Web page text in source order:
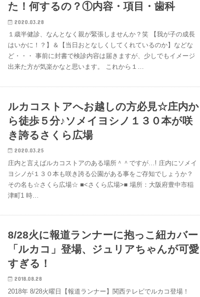
た！何するの？①内容・項目・歯科
2020.03.28
１歳半健診、なんとなく親が緊張しませんか？笑 【我が子の成長
はいかに！？】＆【当日おとなしくしてくれているのか】などな
ど・・・ 事前に封書で検診内容は届きますが、少しでもイメージ
出来た方が気楽かなと思います。 これから１…
ルカコストアへお越しの方必見☆庄内か
ら徒歩５分♪ソメイヨシノ１３０本が咲
き誇るさくら広場
2020.03.25
庄内と言えばルカコストアのある場所＾＾ですが…! 庄内にソメイ
ヨシノが１３０本も咲き誇る公園がある事をご存知でしょうか？
その名も☆さくら広場☆ ■<さくら広場>■ 場所：大阪府豊中市稲
津町1 時…
8/28火に報道ランナーに抱っこ紐カバー
「ルカコ」登場、ジュリアちゃんが可愛
すぎる！
2018.08.28
2018年 8/28火曜日【報道ランナー】関西テレビでルカコ登場！